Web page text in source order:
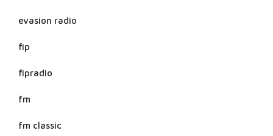
evasion radio
fip
fipradio
fm
fm classic